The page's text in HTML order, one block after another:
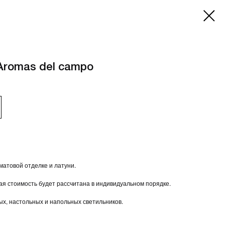
del campo
отделке и латуни.
стоимость будет рассчитана в индивидуальном порядке.
настольных и напольных светильников.